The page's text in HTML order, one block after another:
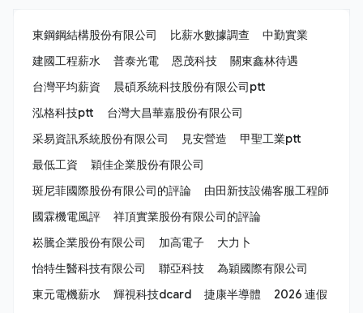
東鋼鋼結構股份有限公司 比薪水數據調查
中勤實業
建國工程薪水
普泰光電 恩茂科技
關東鑫林待遇
台灣平均薪資
晨碩系統科技股份有限公司ptt
泓格科技ptt
台灣大昌華嘉股份有限公司
采易資訊系統股份有限公司
見安營造
甲聖工業ptt
最低工資
穎佳企業股份有限公司
斑尼菲國際股份有限公司的評論
由田新技設備客服工程師
國霖機電風評
祥頂實業股份有限公司的評論
崧騰企業股份有限公司
加高電子
大力卜
怡特生醫科技有限公司
聯亞科技
為穎國際有限公司
東元電機薪水
輝視科技dcard 捷康半導體 2026 連假